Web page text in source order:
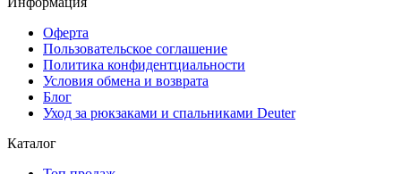
Оферта
Пользовательское соглашение
Политика конфидентциальности
Условия обмена и возврата
Блог
Уход за рюкзаками и спальниками Deuter
Каталог